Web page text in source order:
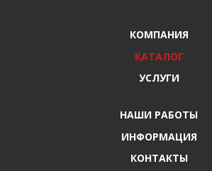
КОМПАНИЯ
КАТАЛОГ
УСЛУГИ
НАШИ РАБОТЫ
ИНФОРМАЦИЯ
КОНТАКТЫ